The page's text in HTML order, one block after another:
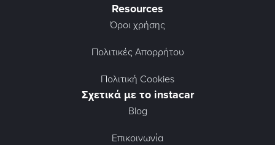
Resources
Όροι χρήσης
Πολιτικές Απορρήτου
Πολιτική Cookies
Σχετικά με το instacar
Blog
Επικοινωνία